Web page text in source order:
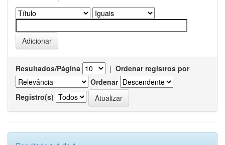
Resultados/Página | Ordenar registros por
Ordenar
Registro(s)